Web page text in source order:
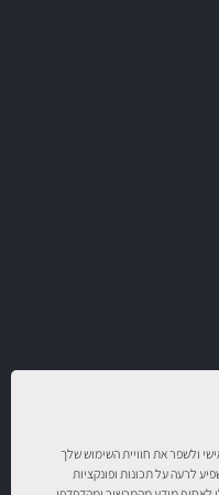
ולשפר את חוויית השימוש שלך
לרעה על תכונות ופונקציות